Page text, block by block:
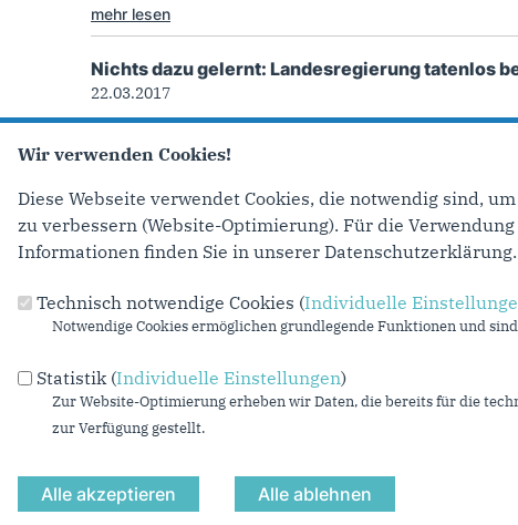
mehr lesen
Nichts dazu gelernt: Landesregierung tatenlos
22.03.2017
Düsseldorf...
mehr lesen
Fußbereich
Anschrift
Platz des Landtags 1
40221Düsseldorf
Telefon:(0211) 884-2213
E-Mail:
cdu-pressestelle@cdu-nrw-fraktion.de
Wir verwenden Cookies!
Diese Webseite verwendet Cookies, die notwendig sind,
zu verbessern (Website-Optimierung). Für die
Informationen finden Sie in unserer Datenschutzerklärung.
Technisch notwendige Cookies (Individuelle
Notwendige Cookies ermöglichen grundlegende Funktionen und
Statistik (Individuelle Einstellungen)
Zur Website-Optimierung erheben wir Daten, die bereits für die
zur Verfügung gestellt.